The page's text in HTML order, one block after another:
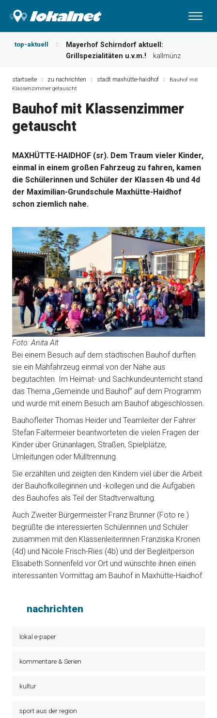
top-aktuell
Mayerhof Schirndorf aktuell:
Grillspezialitäten u.v.m.!
kallmünz
und mehr …
burglengenfeld
Der „deutsche Michel“ muss nun
leserbriefe
Maxhütter Fischladen: Unser aktuelles
Region! angebote vor ort | anzeige
Metzgerei Hummel: Aktuelles
Wochenangebot!
maxhütte-haidhof
startseite zu nachrichten stadt maxhütte-haidhof
Bauhof mit
Klassenzimmer getauscht
Bauhof mit Klassenzimmer
getauscht
MAXHÜTTE-HAIDHOF (sr). Dem Traum vieler Kinder,
einmal in einem großen Fahrzeug zu fahren, kamen
die Schülerinnen und Schüler der Klassen 4b und 4d
der Maximilian-Grundschule Maxhütte-Haidhof
schon ziemlich nahe.
Foto: Anita Alt
Bei einem Besuch auf dem städtischen Bauhof durften
sie ein Mähfahrzeug einmal von der Nähe aus
begutachten. Im Heimat- und Sachkundeunterricht stand
das Thema „Gemeinde und Bauhof“ auf dem Programm
und wurde mit einem Besuch am Bauhof abgeschlossen.
Bauhofleiter Thomas Heider und Teamleiter der Fahrer
Stefan Faltermeier beantworteten die vielen Fragen der
Kinder über Grünanlagen, Straßen, Spielplätze,
Umleitungen oder Mülltrennung.
Sie erzählten und zeigten den Kindern viel über die Arbeit
der Bauhofkolleginnen und -kollegen und die Aufgaben
des Bauhofes als Teil der Stadtverwaltung.
Auch Zweiter Bürgermeister Franz Brunner (Foto re.)
begrüßte die interessierten Schülerinnen und Schüler
zusammen mit den Klassenleiterinnen Franziska Kronen
(4d) und Nicole Frisch-Ries (4b) und der Begleitperson
Elisabeth Sonnenfeld vor Ort und wünschte ihnen einen
interessanten Vormittag am Bauhof in Maxhütte-Haidhof.
nachrichten
lokal e-paper
kommentare & Serien
kultur
sport aus der region